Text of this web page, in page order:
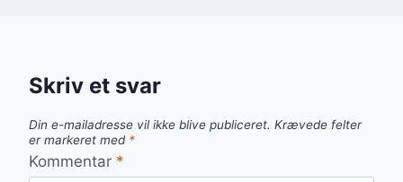
Skriv et svar
Din e-mailadresse vil ikke blive publiceret. Krævede felter
er markeret med *
Kommentar *